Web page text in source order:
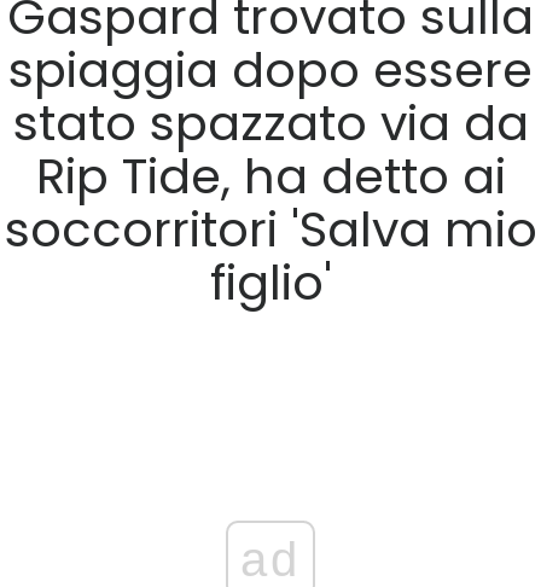
Gaspard trovato sulla
spiaggia dopo essere
stato spazzato via da
Rip Tide, ha detto ai
soccorritori 'Salva mio
figlio'
ad